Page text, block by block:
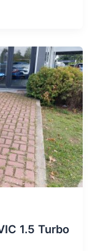
1.5 Turbo